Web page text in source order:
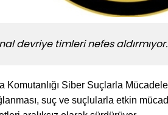
devriye timleri nefes aldırmıyor.
Komutanlığı Siber Suçlarla
suç ve suçlularla etkin